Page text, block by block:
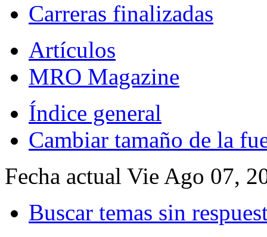
Carreras finalizadas
Artículos
MRO Magazine
Índice general
Cambiar tamaño de la
Fecha actual Vie Ago 07,
Buscar temas sin